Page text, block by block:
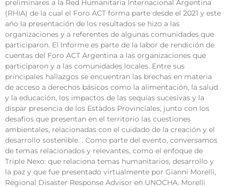
preliminares a la Red Humanitaria Internacional Argentina
(RHIA) de la cual el Foro ACT forma parte desde el 2021 y este
año la presentación de los resultados se hizo a las
organizaciones y a referentes de algunas comunidades que
participaron. El Informe es parte de la labor de rendición de
cuentas del Foro ACT Argentina a las organizaciones que
participaron y a las comunidades locales. Entre sus
principales hallazgos se encuentran las brechas en materia
de acceso a derechos básicos como la alimentación, la salud
y la educación, los impactos de las sequías sucesivas y la
dispar presencia de los Estados Provinciales, junto con los
desafíos que presentan en el territorio las cuestiones
ambientales, relacionadas con el cuidado de la creación y el
desarrollo sostenible. . Como parte del evento, conversamos
de temas relacionados y relevantes, como el enfoque de
Triple Nexo: que relaciona temas humanitarios, desarrollo y
la paz y que fue presentado virtualmente por Gianni Morelli,
Regional Disaster Response Advisor en UNOCHA. Morelli